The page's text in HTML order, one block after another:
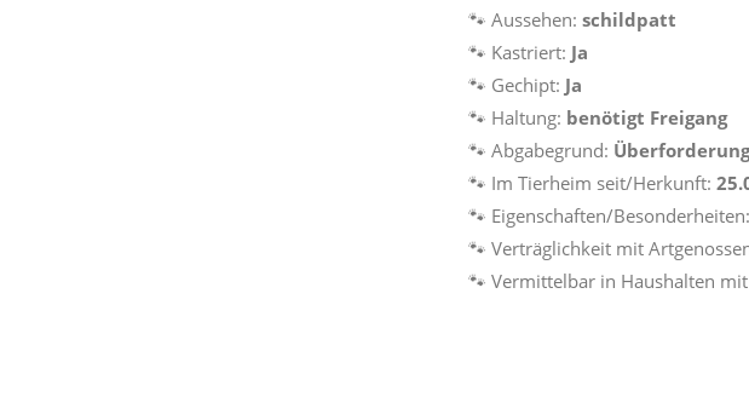
🐾 Aussehen: schildpatt
🐾 Kastriert: Ja
🐾 Gechipt: Ja
🐾 Haltung: benötigt Freigang
🐾 Abgabegrund: Überforderung
🐾 Im Tierheim seit/Herkunft:
🐾 Eigenschaften/Besonderheiten:
🐾 Verträglichkeit mit
🐾 Vermittelbar in Haushalten